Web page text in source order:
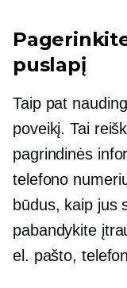
puslapį
Taip pat
poveikį. Tai
pagrindinės
telefono
būdus, kaip jus
pabandykite
el. pašto,